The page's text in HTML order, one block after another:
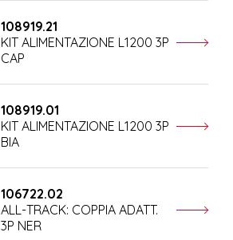
108919.21
KIT ALIMENTAZIONE L1200 3P
CAP
108919.01
KIT ALIMENTAZIONE L1200 3P
BIA
106722.02
ALL-TRACK: COPPIA ADATT.
3P NER